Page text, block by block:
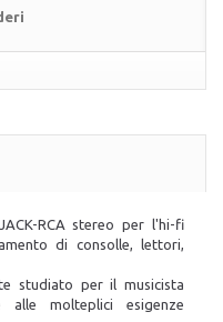
RCA stereo per l'hi-fi
di consolle, lettori,
studiato per il musicista
molteplici esigenze